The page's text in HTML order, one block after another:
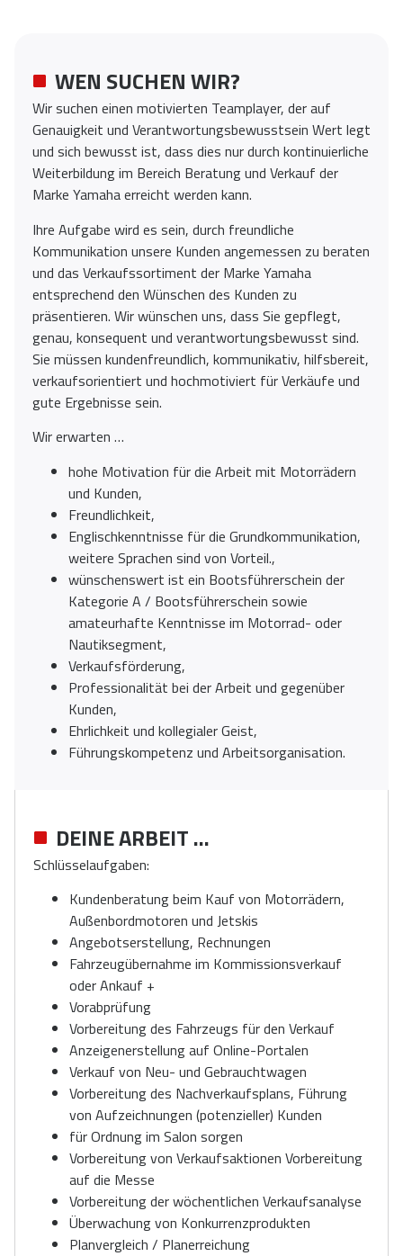
WEN SUCHEN WIR?
Wir suchen einen motivierten Teamplayer, der auf
Genauigkeit und Verantwortungsbewusstsein Wert legt
und sich bewusst ist, dass dies nur durch kontinuierliche
Weiterbildung im Bereich Beratung und Verkauf der
Marke Yamaha erreicht werden kann.
Ihre Aufgabe wird es sein, durch freundliche
Kommunikation unsere Kunden angemessen zu beraten
und das Verkaufssortiment der Marke Yamaha
entsprechend den Wünschen des Kunden zu
präsentieren. Wir wünschen uns, dass Sie gepflegt,
genau, konsequent und verantwortungsbewusst sind.
Sie müssen kundenfreundlich, kommunikativ, hilfsbereit,
verkaufsorientiert und hochmotiviert für Verkäufe und
gute Ergebnisse sein.
Wir erwarten …
hohe Motivation für die Arbeit mit Motorrädern
und Kunden,
Freundlichkeit,
Englischkenntnisse für die Grundkommunikation,
weitere Sprachen sind von Vorteil.,
wünschenswert ist ein Bootsführerschein der
Kategorie A / Bootsführerschein sowie
amateurhafte Kenntnisse im Motorrad- oder
Nautiksegment,
Verkaufsförderung,
Professionalität bei der Arbeit und gegenüber
Kunden,
Ehrlichkeit und kollegialer Geist,
Führungskompetenz und Arbeitsorganisation.
DEINE ARBEIT ...
Schlüsselaufgaben:
Kundenberatung beim Kauf von Motorrädern,
Außenbordmotoren und Jetskis
Angebotserstellung, Rechnungen
Fahrzeugübernahme im Kommissionsverkauf
oder Ankauf +
Vorabprüfung
Vorbereitung des Fahrzeugs für den Verkauf
Anzeigenerstellung auf Online-Portalen
Verkauf von Neu- und Gebrauchtwagen
Vorbereitung des Nachverkaufsplans, Führung
von Aufzeichnungen (potenzieller) Kunden
für Ordnung im Salon sorgen
Vorbereitung von Verkaufsaktionen Vorbereitung
auf die Messe
Vorbereitung der wöchentlichen Verkaufsanalyse
Überwachung von Konkurrenzprodukten
Planvergleich / Planerreichung